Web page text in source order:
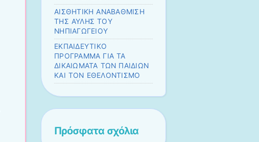
ΑΙΣΘΗΤΙΚΗ ΑΝΑΒΑΘΜΙΣΗ
ΤΗΣ ΑΥΛΗΣ ΤΟΥ
ΝΗΠΙΑΓΩΓΕΙΟΥ
EKΠΑΙΔΕΥΤΙΚΟ
ΠΡΟΓΡΑΜΜΑ ΓΙΑ ΤΑ
ΔΙΚΑΙΩΜΑΤΑ ΤΩΝ ΠΑΙΔΙΩΝ
ΚΑΙ ΤΟΝ ΕΘΕΛΟΝΤΙΣΜΟ
Πρόσφατα σχόλια